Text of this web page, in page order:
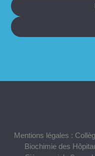
Mentions légales :
Biochimie des